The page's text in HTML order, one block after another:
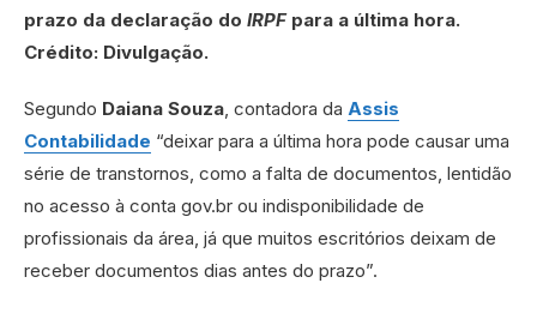
prazo da declaração do IRPF para a última hora.
Crédito: Divulgação.
Segundo Daiana Souza , contadora da Assis
Contabilidade “deixar para a última hora pode causar uma
série de transtornos, como a falta de documentos, lentidão
no acesso à conta gov.br ou indisponibilidade de
profissionais da área, já que muitos escritórios deixam de
receber documentos dias antes do prazo”.